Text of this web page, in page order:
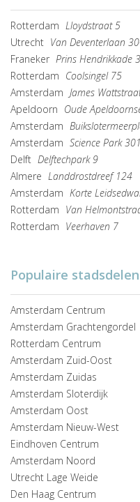
Rotterdam Lloydstraat 5
Utrecht Van Deventerlaan
Franeker Prins Hendrikkade 3
Rotterdam Coolsingel 75
Amsterdam James
Apeldoorn Oude
Amsterdam
Amsterdam Science Park 301
Delft Delftechpark 9
Almere Landdrostdreef 124
Amsterdam Korte
Rotterdam Van
Rotterdam Veerhaven 7
Populaire stadsdelen
Amsterdam Centrum
Amsterdam Grachtengordel
Rotterdam Centrum
Amsterdam Zuid-Oost
Amsterdam Zuidas
Amsterdam Sloterdijk
Amsterdam Oost
Amsterdam Nieuw-West
Eindhoven Centrum
Amsterdam Noord
Utrecht Lage Weide
Den Haag Centrum